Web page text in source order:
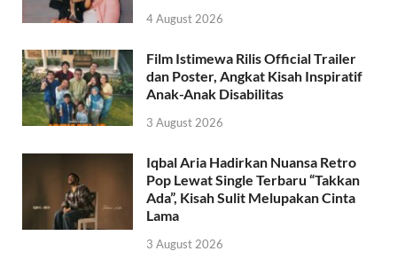
4 August 2026
Film Istimewa Rilis Official Trailer
dan Poster, Angkat Kisah Inspiratif
Anak-Anak Disabilitas
3 August 2026
Iqbal Aria Hadirkan Nuansa Retro
Pop Lewat Single Terbaru “Takkan
Ada”, Kisah Sulit Melupakan Cinta
Lama
3 August 2026